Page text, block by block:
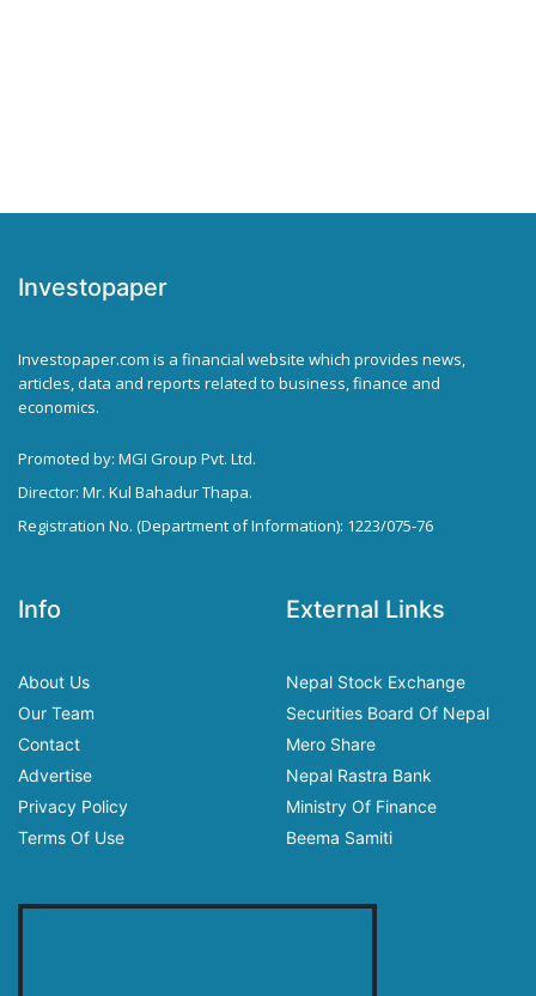
Investopaper
Investopaper.com is a financial website which provides news,
articles, data and reports related to business, finance and
economics.
Promoted by: MGI Group Pvt. Ltd.
Director: Mr. Kul Bahadur Thapa.
Registration No. (Department of Information): 1223/075-76
Info
About Us
Our Team
Contact
Advertise
Privacy Policy
Terms Of Use
External Links
Nepal Stock Exchange
Securities Board Of Nepal
Mero Share
Nepal Rastra Bank
Ministry Of Finance
Beema Samiti